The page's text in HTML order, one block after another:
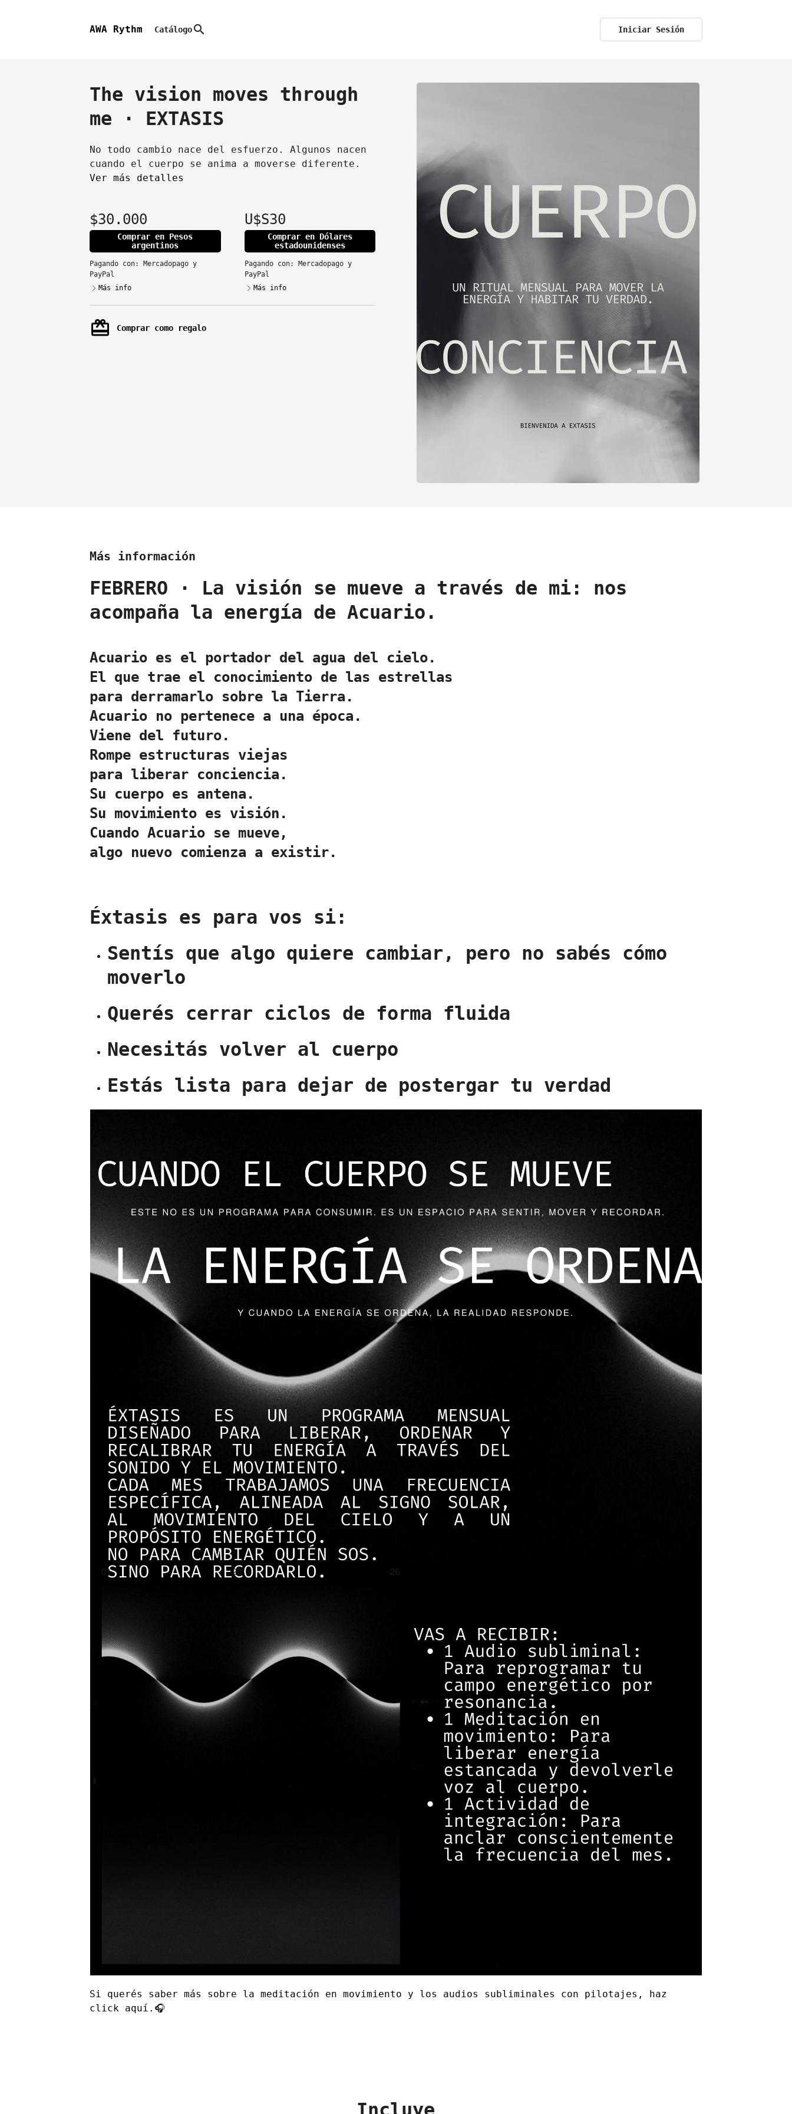
AWA Rythm Catálogosearch Iniciar Sesión
The vision moves through
me · EXTASIS
No todo cambio nace del esfuerzo. Algunos nacen
cuando el cuerpo se anima a moverse diferente.
Ver más detalles
$30.000
Comprar en Pesos
argentinos
Pagando con: Mercadopago y
PayPal
Más info
U$S30
Comprar en Dólares
estadounidenses
Pagando con: Mercadopago y
PayPal
Más info
card_giftcard Comprar como regalo
Más información
FEBRERO · La visión se mueve a través de mi: nos
acompaña la energía de Acuario.
Acuario es el portador del agua del cielo.
El que trae el conocimiento de las estrellas
para derramarlo sobre la Tierra.
Acuario no pertenece a una época.
Viene del futuro.
Rompe estructuras viejas
para liberar conciencia.
Su cuerpo es antena.
Su movimiento es visión.
Cuando Acuario se mueve,
algo nuevo comienza a existir.
Éxtasis es para vos si:
Sentís que algo quiere cambiar, pero no sabés cómo
moverlo
Querés cerrar ciclos de forma fluida
Necesitás volver al cuerpo
Estás lista para dejar de postergar tu verdad
Si querés saber más sobre la meditación en movimiento y los audios subliminales con pilotajes, haz
click aquí.🎧